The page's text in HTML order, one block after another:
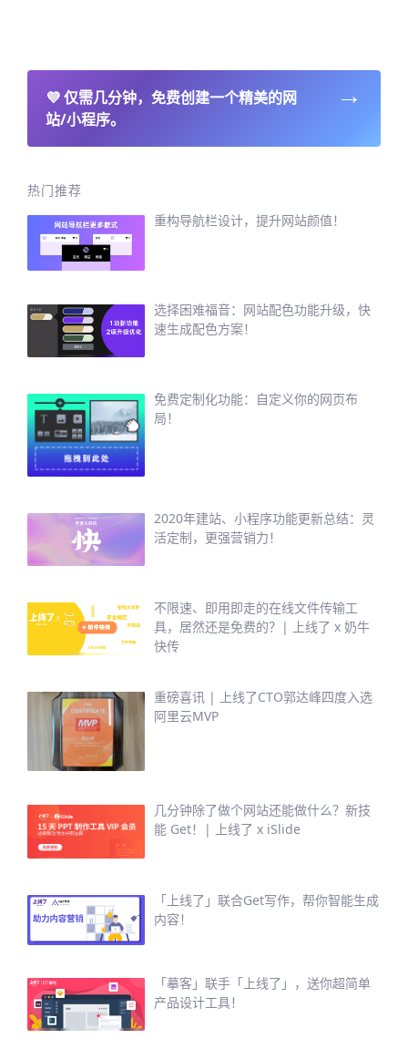
💜仅需几分钟，免费创建一个精美的网
站/小程序。
→
热门推荐
重构导航栏设计，提升网站颜值！
选择困难福音：网站配色功能升级，快
速生成配色方案！
免费定制化功能：自定义你的网页布
局！
2020年建站、小程序功能更新总结：灵
活定制，更强营销力！
不限速、即用即走的在线文件传输工
具，居然还是免费的？| 上线了 x 奶牛
快传
重磅喜讯 | 上线了CTO郭达峰四度入选
阿里云MVP
几分钟除了做个网站还能做什么？新技
能 Get！| 上线了 x iSlide
「上线了」联合Get写作，帮你智能生成
内容！
「摹客」联手「上线了」，送你超简单
产品设计工具！